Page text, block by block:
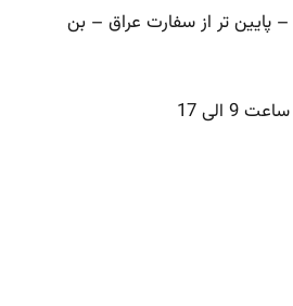
پایین تر از سفارت عراق – بن
الی 17